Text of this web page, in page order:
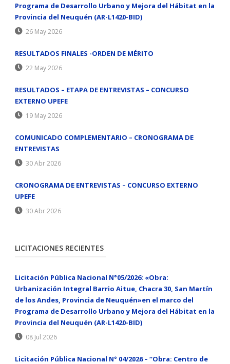
Programa de Desarrollo Urbano y Mejora del Hábitat en la
Provincia del Neuquén (AR-L1420-BID)
26 May 2026
RESULTADOS FINALES -ORDEN DE MÉRITO
22 May 2026
RESULTADOS – ETAPA DE ENTREVISTAS – CONCURSO
EXTERNO UPEFE
19 May 2026
COMUNICADO COMPLEMENTARIO – CRONOGRAMA DE
ENTREVISTAS
30 Abr 2026
CRONOGRAMA DE ENTREVISTAS – CONCURSO EXTERNO
UPEFE
30 Abr 2026
LICITACIONES RECIENTES
Licitación Pública Nacional N°05/2026: «Obra:
Urbanización Integral Barrio Aitue, Chacra 30, San Martín
de los Andes, Provincia de Neuquén»en el marco del
Programa de Desarrollo Urbano y Mejora del Hábitat en la
Provincia del Neuquén (AR-L1420-BID)
08 Jul 2026
Licitación Pública Nacional N° 04/2026 – “Obra: Centro de